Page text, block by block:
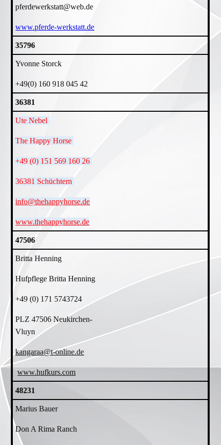
pferdewerkstatt@web.de
www.pferde-werkstatt.de
35796
Yvonne Storck
+49(0) 160 918 045 42
36381
Ute Nebel
The Happy Horse
+49 (0) 151 569 160 26
36381 Schüchtern
info@thehappyhorse.de
www.thehappyhorse.de
47506
Britta Henning
Hufpflege Britta Henning
+49 (0) 171 5743724
PLZ 47506 Neukirchen-
Vluyn
kangaraa@t-online.de
www.hufkurs.com
48231
Marius Bauer
Don A Rima Ranch